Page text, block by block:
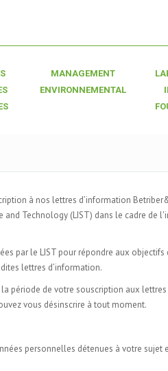
MANAGEMENT
ENVIRONNEMENTAL
à nos lettres d’information
and Technology (LIST) dans le cadre
par le LIST pour répondre aux
lettres d’information.
période de votre souscription aux
vous désinscrire à tout moment.
personnelles détenues à votre